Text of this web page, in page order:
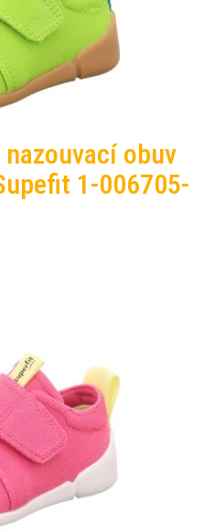
obuv
1-006705-